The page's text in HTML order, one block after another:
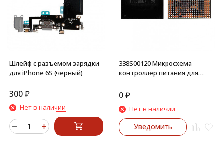
Шлейф с разъемом зарядки
для iPhone 6S (черный)
300₽
Нет в наличии
338S00120 Микросхема
контроллер питания для
0₽
Нет в наличии
Уведомить